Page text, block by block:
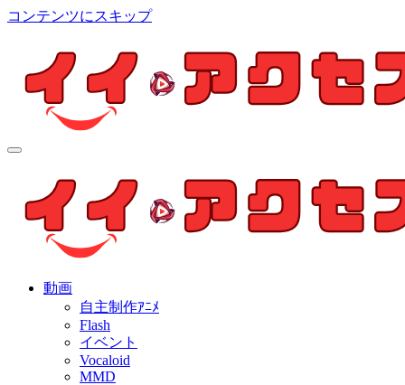
コンテンツにスキップ
個人制作アニメを中心とした動画紹介ブログ
動画
自主制作ｱﾆﾒ
Flash
イベント
Vocaloid
MMD